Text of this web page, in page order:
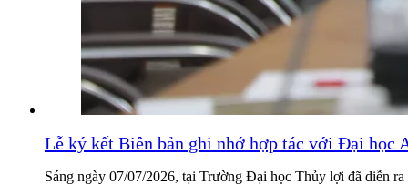
Lễ ký kết Biên bản ghi nhớ hợp tác với Đại học
Sáng ngày 07/07/2026, tại Trường Đại học Thủy lợi đã diễn